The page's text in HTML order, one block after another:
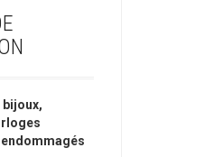
bijoux,